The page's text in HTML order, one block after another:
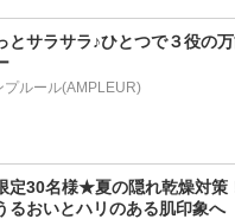
とサラサラ♪ひとつで３役の
プルール(AMPLEUR)
30名様★夏の隠れ乾燥対策
るおいとハリのある肌印象へ